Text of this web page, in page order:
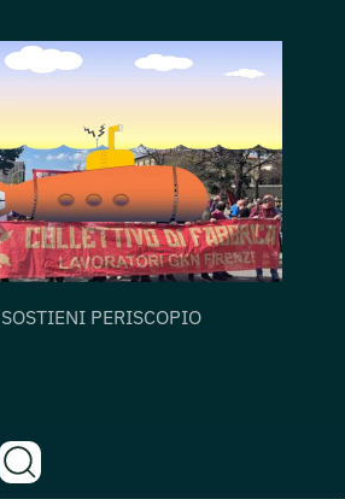
SOSTIENI PERISCOPIO